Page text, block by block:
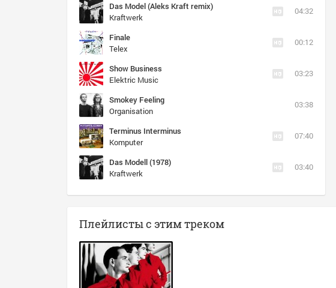
Das Model (Aleks Kraft remix)
Kraftwerk
04:32
Finale
Telex
00:12
Show Business
Elektric Music
03:23
Smokey Feeling
Organisation
03:38
Terminus Interminus
Komputer
07:40
Das Modell (1978)
Kraftwerk
03:40
Плейлисты с этим треком